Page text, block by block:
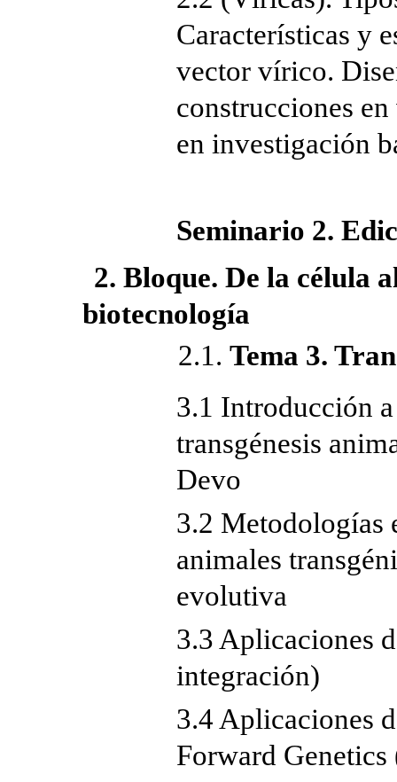
Características y
vector vírico.
construcciones
en investigación
Seminario 2.
2. Bloque. De la célula
biotecnología
2.1.Tema 3.
3.1 Introducción
transgénesis
Devo
3.2 Metodologías
animales
evolutiva
3.3 Aplicaciones
integración)
3.4 Aplicaciones
Forward